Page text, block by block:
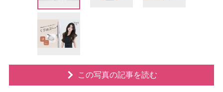
この写真の記事を読む